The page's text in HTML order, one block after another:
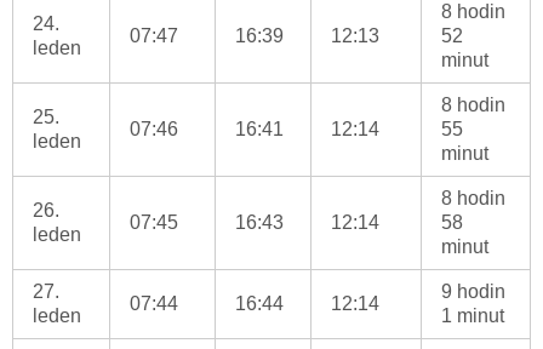
24.
leden
07:47 16:39 12:13
8 hodin
52
minut
25.
leden
07:46 16:41 12:14
8 hodin
55
minut
26.
leden
07:45 16:43 12:14
8 hodin
58
minut
27.
leden
07:44 16:44 12:14
9 hodin
1 minut